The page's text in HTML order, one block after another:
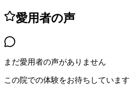
愛用者の声
まだ愛用者の声がありません
この院での体験をお待ちしています